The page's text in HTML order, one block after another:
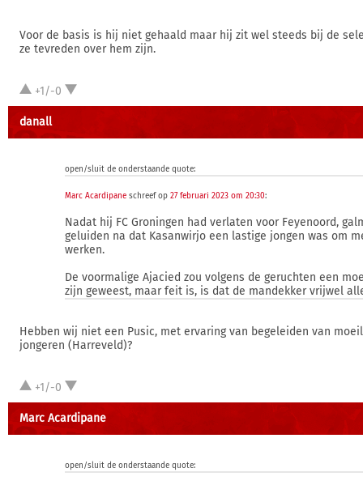
Voor de basis is hij niet gehaald maar hij zit wel steeds bij de
ze tevreden over hem zijn.
+1/-0
danall
open/sluit de onderstaande quote:
Marc Acardipane schreef op 27 februari 2023 om 20:30:
Nadat hij FC Groningen had verlaten voor Feyenoord,
geluiden na dat Kasanwirjo een lastige jongen was om
werken.
De voormalige Ajacied zou volgens de geruchten een
zijn geweest, maar feit is, is dat de mandekker vrijwel
Hebben wij niet een Pusic, met ervaring van begeleiden van
jongeren (Harreveld)?
+1/-0
Marc Acardipane
open/sluit de onderstaande quote: